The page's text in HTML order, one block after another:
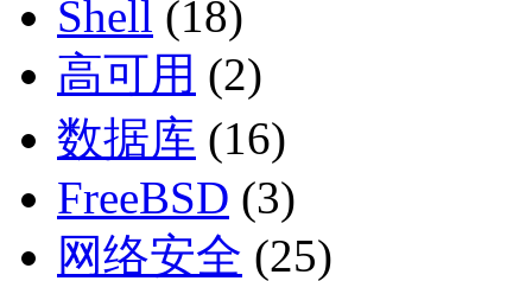
Shell (18)
高可用 (2)
数据库 (16)
FreeBSD (3)
网络安全 (25)